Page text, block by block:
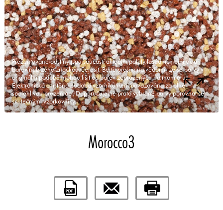
Prezentované odstíny jsou součástí aktuální palety fasádních omítek a
barev nabízené značkou Ceresit. Berte prosím na vědomí, že se barvy v
originální podobě mohou lišit od barev zobrazených na monitoru.
Elektronická a tištěná podoba vzorníku není považována za plně
spolehlivou prezentaci. Doporučujeme proto vybrané barvy porovnat se
skutečnými vzorkovníky.
Morocco3